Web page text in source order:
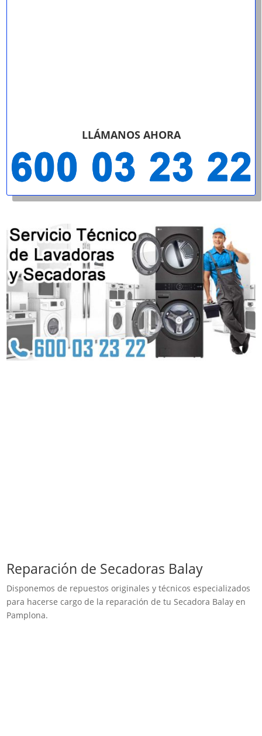
LLÁMANOS AHORA
Reparación de Secadoras Balay
Disponemos de repuestos originales y técnicos especializados
para hacerse cargo de la reparación de tu Secadora Balay en
Pamplona.